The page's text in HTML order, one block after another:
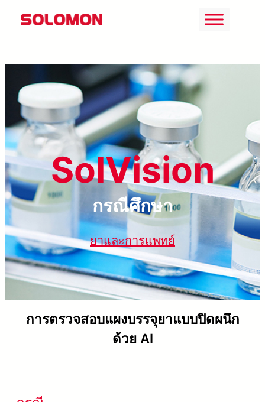
ข้าม
SolVision
กรณีศึกษา
ยาและการแพทย์
การตรวจสอบแผงบรรจุยาแบบปิดผนึก
ด้วย AI